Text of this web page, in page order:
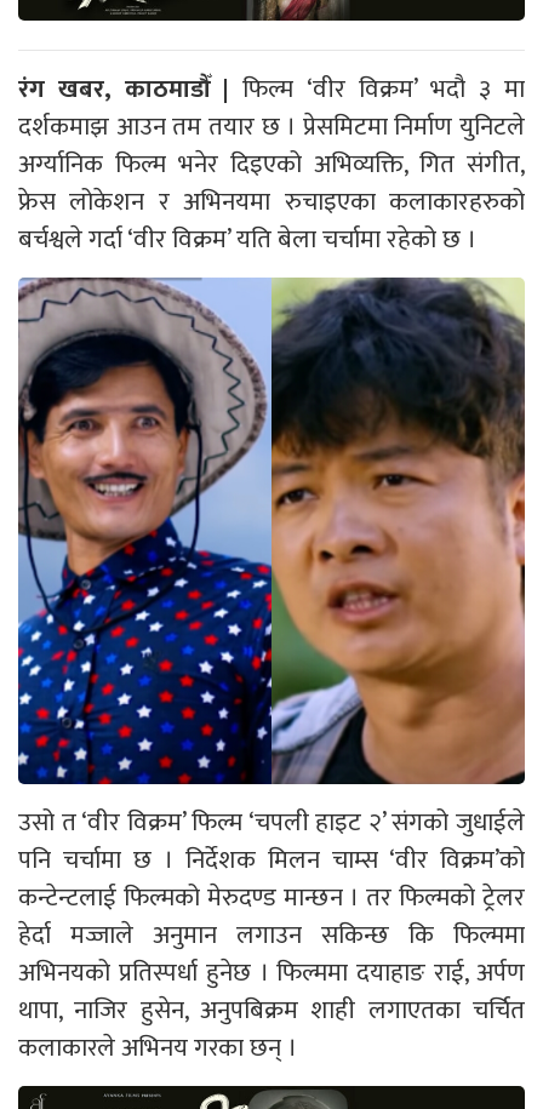
रंग खबर, काठमाडौँ | फिल्म ‘वीर विक्रम’ भदौ ३ मा
दर्शकमाझ आउन तम तयार छ । प्रेसमिटमा निर्माण युनिटले
अर्ग्यानिक फिल्म भनेर दिइएको अभिव्यक्ति, गित संगीत,
फ्रेस लोकेशन र अभिनयमा रुचाइएका कलाकारहरुको
बर्चश्वले गर्दा ‘वीर विक्रम’ यति बेला चर्चामा रहेको छ ।
उसो त ‘वीर विक्रम’ फिल्म ‘चपली हाइट २’ संगको जुधाईले
पनि चर्चामा छ । निर्देशक मिलन चाम्स ‘वीर विक्रम’को
कन्टेन्टलाई फिल्मको मेरुदण्ड मान्छन । तर फिल्मको ट्रेलर
हेर्दा मज्जाले अनुमान लगाउन सकिन्छ कि फिल्ममा
अभिनयको प्रतिस्पर्धा हुनेछ । फिल्ममा दयाहाङ राई, अर्पण
थापा, नाजिर हुसेन, अनुपबिक्रम शाही लगाएतका चर्चित
कलाकारले अभिनय गरका छन् ।